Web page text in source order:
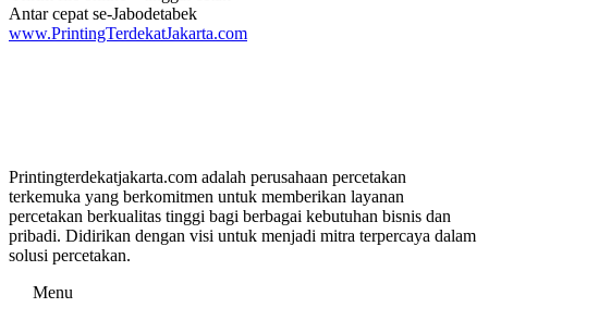
Antar cepat se-Jabodetabek
www.PrintingTerdekatJakarta.com
Printingterdekatjakarta.com adalah perusahaan percetakan
terkemuka yang berkomitmen untuk memberikan layanan
percetakan berkualitas tinggi bagi berbagai kebutuhan bisnis dan
pribadi. Didirikan dengan visi untuk menjadi mitra terpercaya dalam
solusi percetakan.
Menu